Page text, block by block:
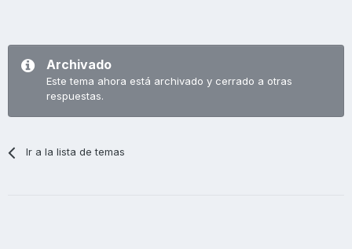
Archivado
Este tema ahora está archivado y cerrado a otras
respuestas.
Ir a la lista de temas